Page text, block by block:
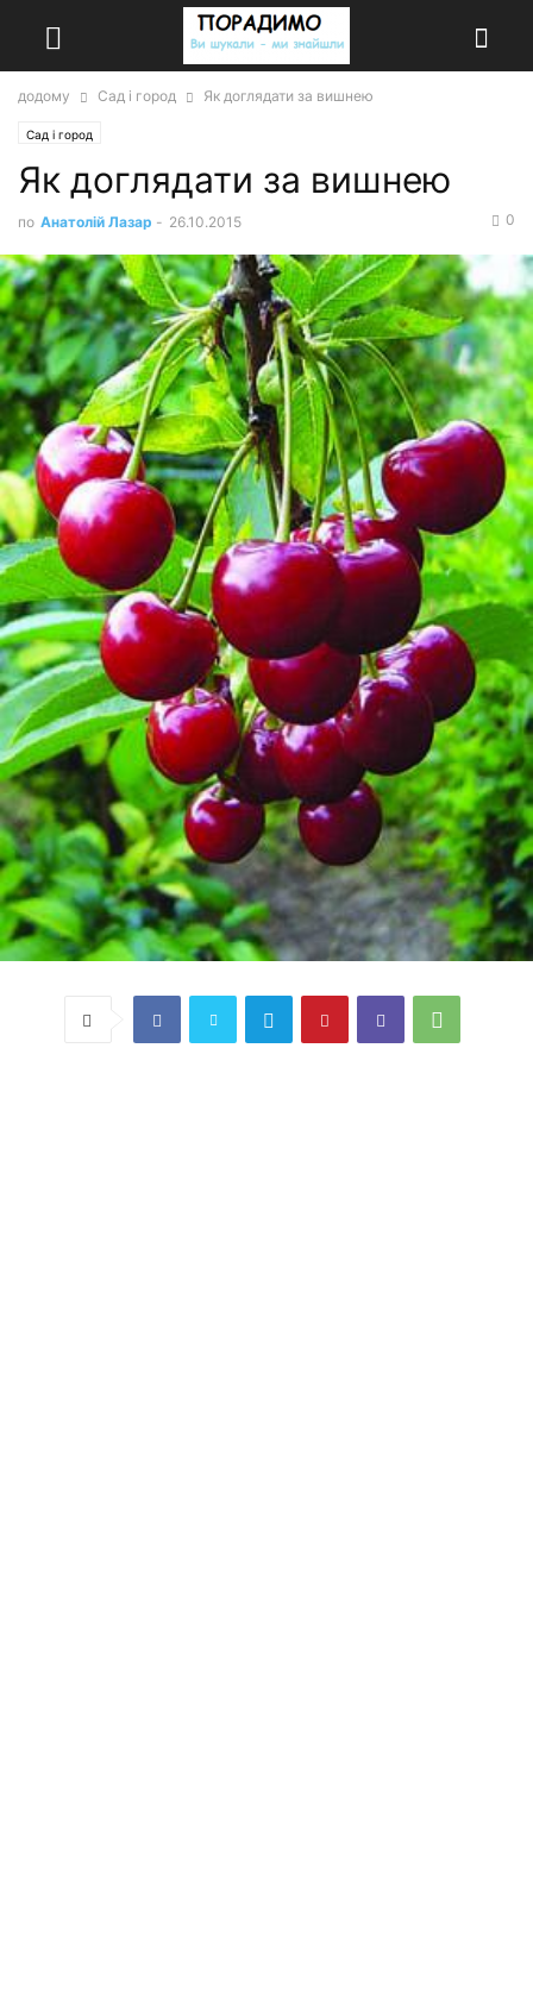
додому Сад і город Як доглядати за вишнею
Сад і город
Як доглядати за вишнею
по Анатолій Лазар - 26.10.2015 0